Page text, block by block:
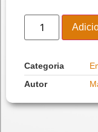
Categoria
Autor